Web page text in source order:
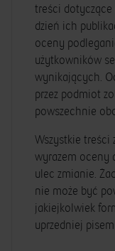
treści
dzień ich
oceny
użytkowników
wynikających.
przez podmiot
powszechnie
Wszystkie treści
wyrazem oceny
ulec zmianie.
nie może być
jakiejkolwiek
uprzedniej